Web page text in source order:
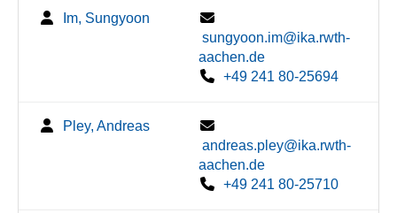
Im, Sungyoon
sungyoon.im@ika.rwth-
aachen.de
+49 241 80-25694
Pley, Andreas
andreas.pley@ika.rwth-
aachen.de
+49 241 80-25710